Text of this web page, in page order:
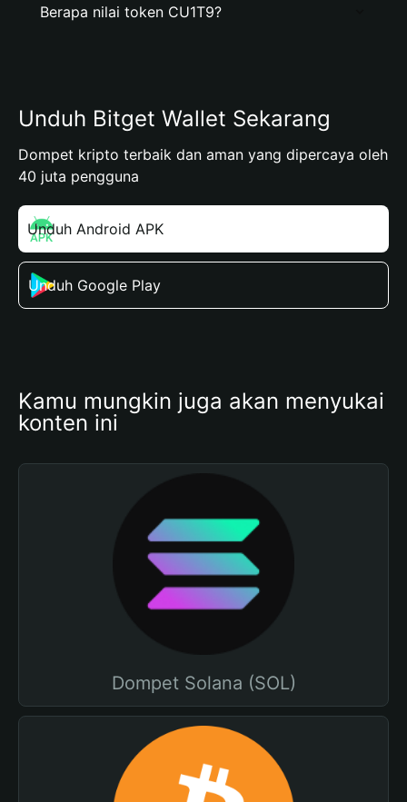
Berapa nilai token CU1T9?
Unduh Bitget Wallet Sekarang
Dompet kripto terbaik dan aman yang dipercaya oleh
40 juta pengguna
Unduh Android APK
Unduh Google Play
Kamu mungkin juga akan menyukai
konten ini
Dompet Solana (SOL)